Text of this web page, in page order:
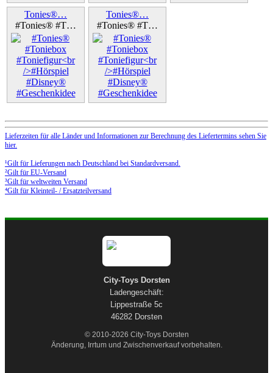
Weiter »
Tonies®…
#Tonies® #T…
Weiter »
Tonies®…
#Tonies® #T…
Weiter »
Lieferzeiten für alle Länder und Informationen zur Berechnung des Liefertermins sehen Sie
hier.
¹Gilt für Lieferungen nach Deutschland bei Standardversand.
²Gilt für EU-Versand
³Gilt für weltweiten Versand
⁴Gilt für Kleinteil- / Ersatzteilversand
City-Toys Dorsten
Ladengeschäft:
Lippestraße 5c
46282 Dorsten
© 2010-2026 City-Toys Dorsten
Änderung, Irrtum und Zwischenverkauf vorbehalten.